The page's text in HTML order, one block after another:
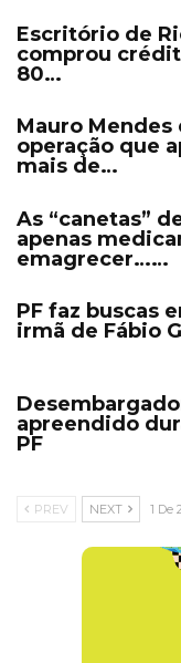
Escritório de
comprou
80…
Mauro Mendes
operação que
mais de…
As “canetas”
apenas
emagrecer……
PF faz buscas
irmã de Fábio
apreendido
PF
PREV NEXT 1 De